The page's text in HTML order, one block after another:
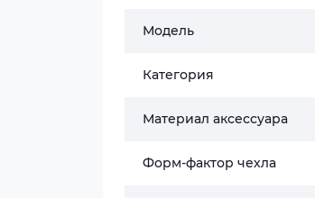
Модель
Категория
Материал аксессуара
Форм-фактор чехла